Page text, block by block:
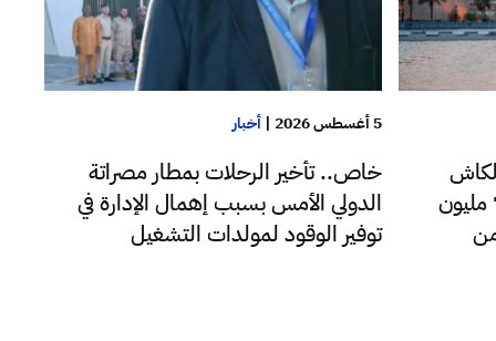
للدولار اليوم فقط تجاوزت 72 مليون
5 أغسطس 2026 |أخبار
خاص.. تأخير الرحلات بمطار مصراتة
الدولي الأمس بسبب إهمال الإدارة في
توفير الوقود لمولدات التشغيل